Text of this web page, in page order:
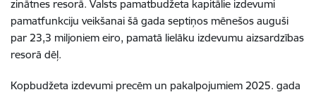
zinātnes resorā. Valsts pamatbudžeta kapitālie izdevumi
pamatfunkciju veikšanai šā gada septiņos mēnešos auguši
par 23,3 miljoniem eiro, pamatā lielāku izdevumu aizsardzības
resorā dēļ.
Kopbudžeta izdevumi precēm un pakalpojumiem 2025. gada